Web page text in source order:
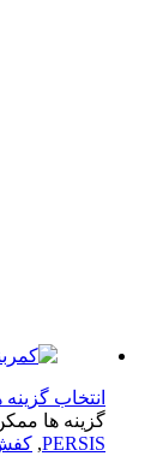
گزینه ها این
ها ممکن است
کفش مردانه,